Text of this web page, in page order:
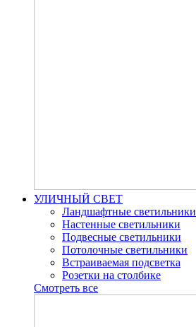
УЛИЧНЫЙ СВЕТ
Ландшафтные светильники
Настенные светильники
Подвесные светильники
Потолочные светильники
Встраиваемая подсветка
Розетки на столбике
Смотреть все